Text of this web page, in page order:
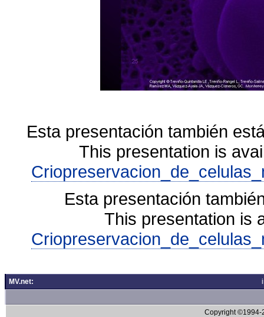
Esta presentación también
This presentation is
Esta presentación
This presentation is
MV.net:
Copyright ©1994-